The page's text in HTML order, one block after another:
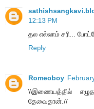
12:13 PM
தல எல்லாம் சரி...
Reply
Romeoboy
\\இணையத்தில்
தேவைதான்.//